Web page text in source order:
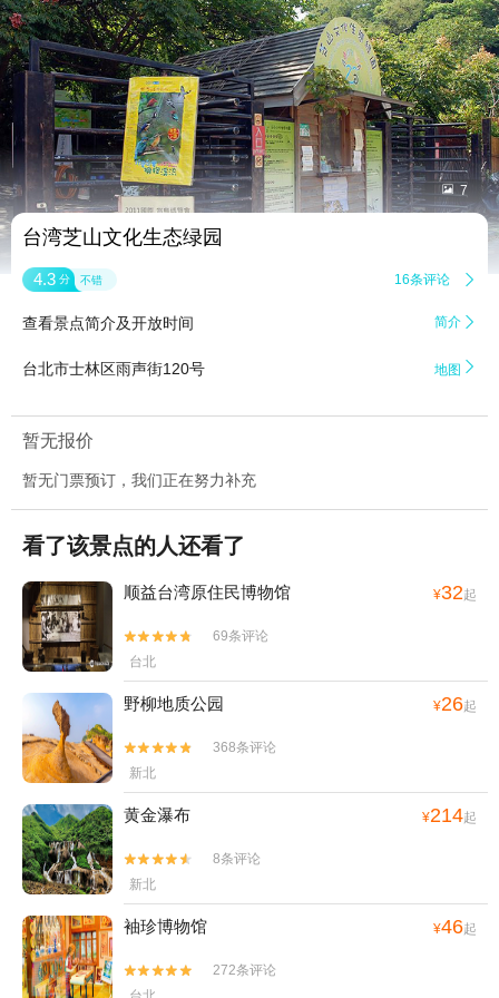
 7
台湾芝山文化生态绿园
4.3 分 不错 16条评论 
查看景点简介及开放时间 简介 
台北市士林区雨声街120号 地图 
暂无报价
暂无门票预订，我们正在努力补充
看了该景点的人还看了
顺益台湾原住民博物馆 ¥32起


69条评论
台北
野柳地质公园 ¥26起


368条评论
新北
黄金瀑布 ¥214起


8条评论
新北
袖珍博物馆 ¥46起


272条评论
